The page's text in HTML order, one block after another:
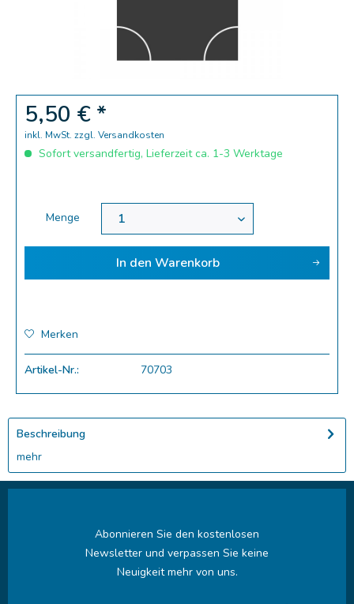
5,50 € *
inkl. MwSt. zzgl. Versandkosten
Sofort versandfertig, Lieferzeit ca. 1-3 Werktage
Menge
In den Warenkorb
Merken
Artikel-Nr.: 70703
Beschreibung
mehr
Abonnieren Sie den kostenlosen
Newsletter und verpassen Sie keine
Neuigkeit mehr von uns.